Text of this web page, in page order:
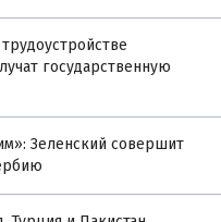
государственную
Зеленский совершит